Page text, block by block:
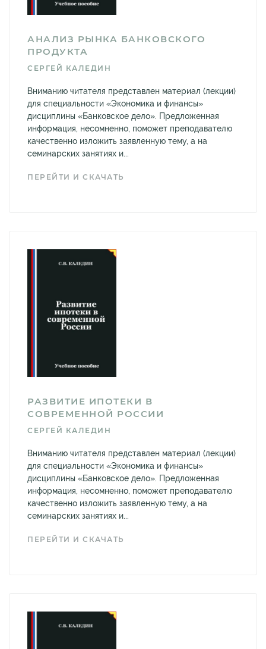
АНАЛИЗ РЫНКА БАНКОВСКОГО
ПРОДУКТА
СЕРГЕЙ КАЛЕДИН
Вниманию читателя представлен материал (лекции)
для специальности «Экономика и финансы»
дисциплины «Банковское дело». Предложенная
информация, несомненно, поможет преподавателю
качественно изложить заявленную тему, а на
семинарских занятиях и...
ПЕРЕЙТИ И СКАЧАТЬ
РАЗВИТИЕ ИПОТЕКИ В
СОВРЕМЕННОЙ РОССИИ
СЕРГЕЙ КАЛЕДИН
Вниманию читателя представлен материал (лекции)
для специальности «Экономика и финансы»
дисциплины «Банковское дело». Предложенная
информация, несомненно, поможет преподавателю
качественно изложить заявленную тему, а на
семинарских занятиях и...
ПЕРЕЙТИ И СКАЧАТЬ